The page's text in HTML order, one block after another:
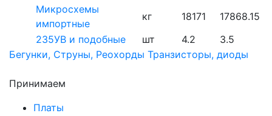
Микросхемы
импортные
кг 18171
17868.15
235УВ и подобные
шт 4.2
3.5
Бегунки, Струны, Реохорды Транзисторы, диоды
Принимаем
Платы